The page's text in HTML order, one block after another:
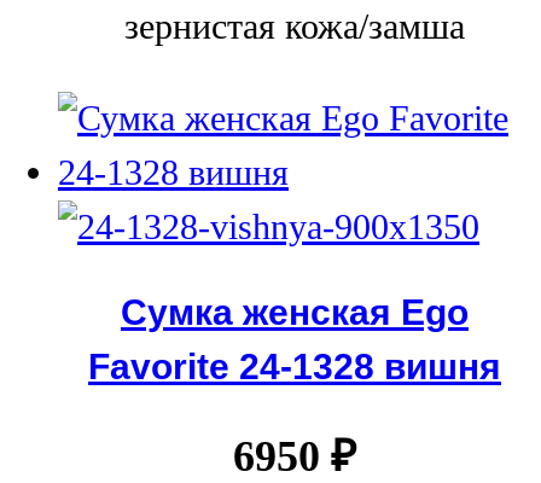
зернистая кожа/замша
Сумка женская Ego
Favorite 24-1328 вишня
6950 ₽